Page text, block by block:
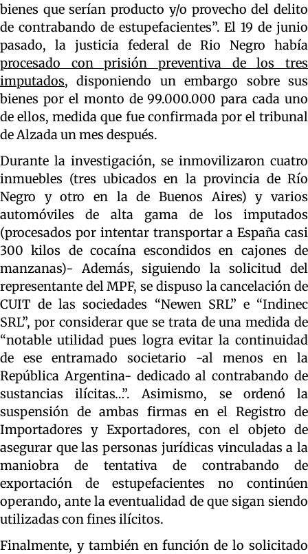
bienes que serían producto y/o provecho del delito
de contrabando de estupefacientes”. El 19 de junio
pasado, la justicia federal de Rio Negro había
procesado con prisión preventiva de los tres
imputados, disponiendo un embargo sobre sus
bienes por el monto de 99.000.000 para cada uno
de ellos, medida que fue confirmada por el tribunal
de Alzada un mes después.
Durante la investigación, se inmovilizaron cuatro
inmuebles (tres ubicados en la provincia de Río
Negro y otro en la de Buenos Aires) y varios
automóviles de alta gama de los imputados
(procesados por intentar transportar a España casi
300 kilos de cocaína escondidos en cajones de
manzanas)- Además, siguiendo la solicitud del
representante del MPF, se dispuso la cancelación de
CUIT de las sociedades “Newen SRL” e “Indinec
SRL”, por considerar que se trata de una medida de
“notable utilidad pues logra evitar la continuidad
de ese entramado societario -al menos en la
República Argentina- dedicado al contrabando de
sustancias ilícitas…”. Asimismo, se ordenó la
suspensión de ambas firmas en el Registro de
Importadores y Exportadores, con el objeto de
asegurar que las personas jurídicas vinculadas a la
maniobra de tentativa de contrabando de
exportación de estupefacientes no continúen
operando, ante la eventualidad de que sigan siendo
utilizadas con fines ilícitos.
Finalmente, y también en función de lo solicitado